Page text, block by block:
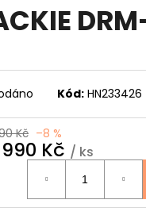
Kód: HN233426
Kč –8 %
Kč / ks
SKIN+ COATED